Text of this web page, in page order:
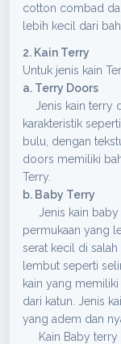
cotton combad
lebih kecil dari
2. Kain Terry
Untuk jenis kain
a. Terry Doors
Jenis kain terry
karakteristik
bulu, dengan
doors memiliki
Terry.
b. Baby Terry
Jenis kain baby
permukaan yang
serat kecil di
lembut seperti
kain yang
dari katun. Jenis
yang adem dan
Kain Baby terry